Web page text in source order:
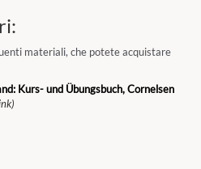
materiali, che potete acquistare
Kurs- und Übungsbuch, Cornelsen